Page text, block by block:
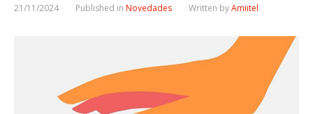
21/11/2024 Published in Novedades Written byAmiitel